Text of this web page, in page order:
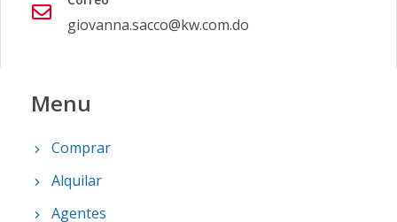
giovanna.sacco@kw.com.do
Menu
Comprar
Alquilar
Agentes